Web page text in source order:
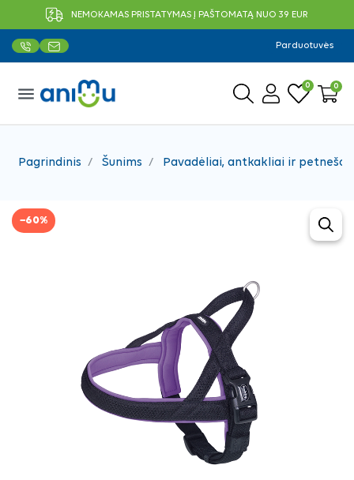
NEMOKAMAS PRISTATYMAS Į PAŠTOMATĄ NUO 39 EUR
Parduotuvės
menu 0 0
Pagrindinis Šunims Pavadėliai, antkakliai ir petnešos
−60%